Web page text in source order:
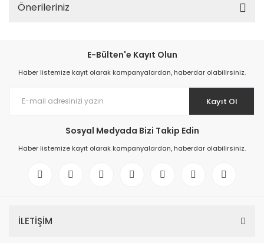
Önerileriniz
E-Bülten'e Kayıt Olun
Haber listemize kayıt olarak kampanyalardan, haberdar olabilirsiniz.
Kayıt Ol
Sosyal Medyada Bizi Takip Edin
Haber listemize kayıt olarak kampanyalardan, haberdar olabilirsiniz.
İLETİŞİM